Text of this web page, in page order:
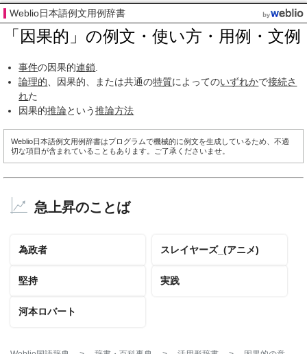
Weblio日本語例文用例辞書
「因果的」の例文・使い方・用例・文例
事件の因果的連鎖
論理的 、因果的、または共通の特質によってのいずれかで接続さ
れた
因果的推論という推論方法
Weblio日本語例文用例辞書はプログラムで機械的に例文を生成しているため、不適
切な項目が含まれていることもあります。ご了承くださいませ。
急上昇のことば
為政者 スレイヤーズ_(アニメ)
堅持 実践
河本ロバート